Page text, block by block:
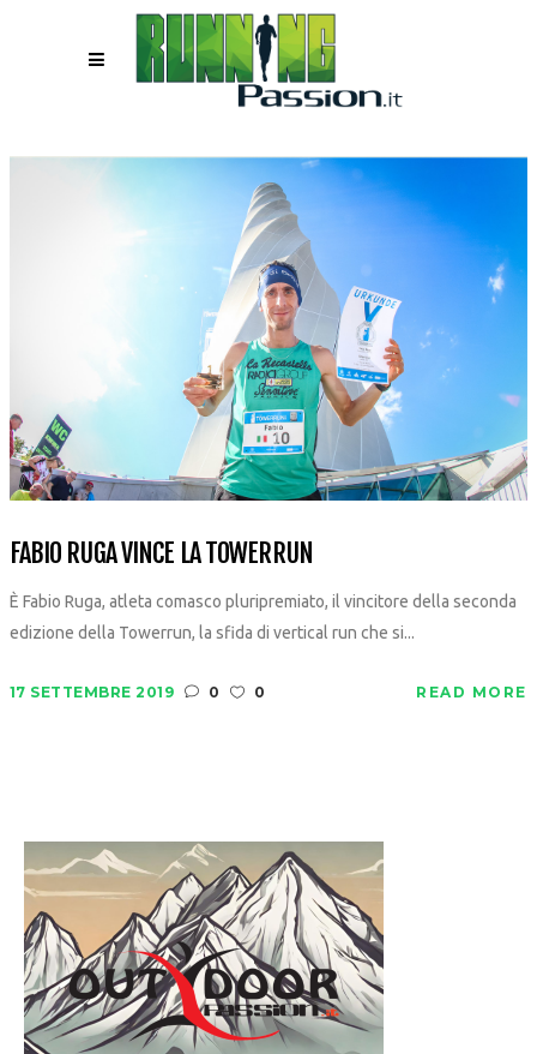
FABIO RUGA VINCE LA TOWERRUN
È Fabio Ruga, atleta comasco pluripremiato, il vincitore della seconda
edizione della Towerrun, la sfida di vertical run che si...
17 SETTEMBRE 2019 0 0 READ MORE